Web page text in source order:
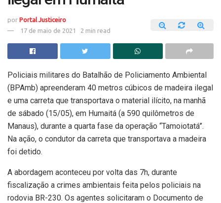
por Portal Justiceiro
17 de maio de 2021
2 min read
Policiais militares do Batalhão de Policiamento Ambiental
(BPAmb) apreenderam 40 metros cúbicos de madeira ilegal
e uma carreta que transportava o material ilícito, na manhã
de sábado (15/05), em Humaitá (a 590 quilômetros de
Manaus), durante a quarta fase da operação “Tamoiotatá”.
Na ação, o condutor da carreta que transportava a madeira
foi detido.
A abordagem aconteceu por volta das 7h, durante
fiscalização a crimes ambientais feita pelos policiais na
rodovia BR-230. Os agentes solicitaram o Documento de